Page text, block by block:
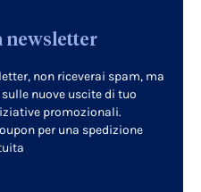
newsletter
non riceverai spam, ma
nuove uscite di tuo
promozionali.
per una spedizione